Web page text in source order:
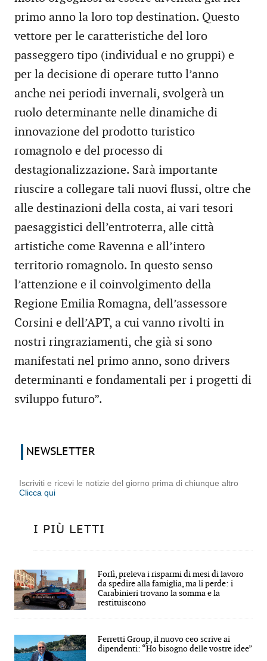
primo anno la loro top destination. Questo
vettore per le caratteristiche del loro
passeggero tipo (individual e no gruppi) e
per la decisione di operare tutto l’anno
anche nei periodi invernali, svolgerà un
ruolo determinante nelle dinamiche di
innovazione del prodotto turistico
romagnolo e del processo di
destagionalizzazione. Sarà importante
riuscire a collegare tali nuovi flussi, oltre che
alle destinazioni della costa, ai vari tesori
paesaggistici dell’entroterra, alle città
artistiche come Ravenna e all’intero
territorio romagnolo. In questo senso
l’attenzione e il coinvolgimento della
Regione Emilia Romagna, dell’assessore
Corsini e dell’APT, a cui vanno rivolti in
nostri ringraziamenti, che già si sono
manifestati nel primo anno, sono drivers
determinanti e fondamentali per i progetti di
sviluppo futuro”.
NEWSLETTER
Iscriviti e ricevi le notizie del giorno prima di chiunque altro
Clicca qui
I PIÙ LETTI
Forlì, preleva i risparmi di mesi di lavoro
da spedire alla famiglia, ma li perde: i
Carabinieri trovano la somma e la
restituiscono
Ferretti Group, il nuovo ceo scrive ai
dipendenti: “Ho bisogno delle vostre idee”